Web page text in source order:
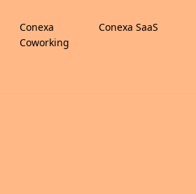
Conexa
Coworking
Conexa SaaS